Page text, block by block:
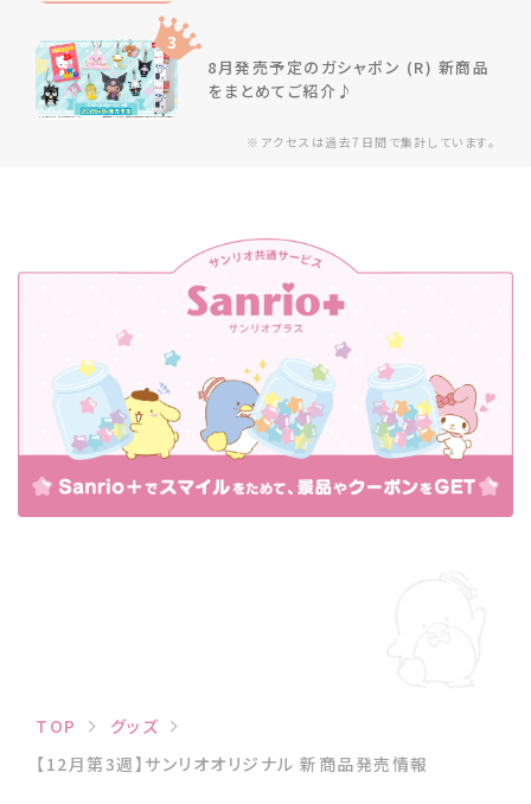
※アクセスは過去7日間で集計しています。
3
8月発売予定のガシャポン (R) 新商品
をまとめてご紹介♪
TOP
グッズ
【12月第3週】サンリオオリジナル 新商品発売情報